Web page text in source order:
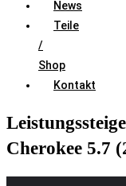
News
Teile
/
Shop
Kontakt
Cherokee 5.7